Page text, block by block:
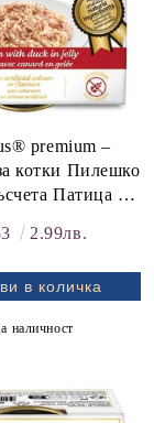
premium –
котки Пилешко
Патица в
2.99лв.
наличност